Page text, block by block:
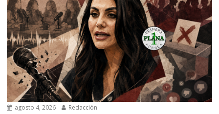
agosto 4, 2026 Redacción